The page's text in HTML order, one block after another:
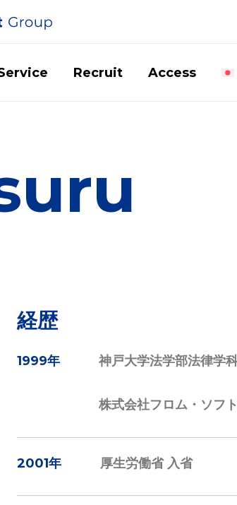
Recruit Access
経歴
1999年 神戸大学法学部法律学
株式会社フロム・ソフ
2001年 厚生労働省 入省